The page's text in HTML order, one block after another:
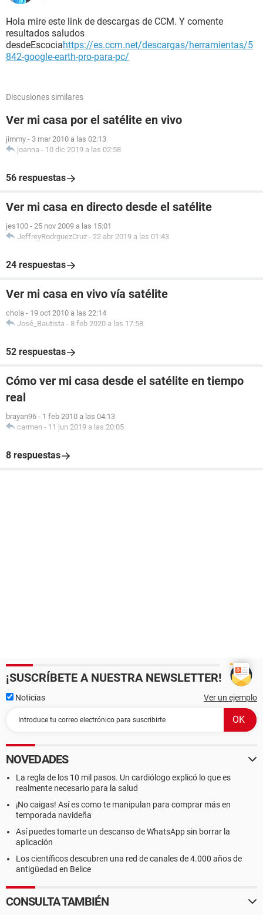
Hola mire este link de descargas de CCM. Y comente
resultados saludos
desdeEscociahttps://es.ccm.net/descargas/herramientas/5
842-google-earth-pro-para-pc/
Discusiones similares
Ver mi casa por el satélite en vivo
jimmy - 3 mar 2010 a las 02:13
joanna - 10 dic 2019 a las 02:58
56 respuestas
Ver mi casa en directo desde el satélite
jes100 - 25 nov 2009 a las 15:01
JeffreyRodrguezCruz - 22 abr 2019 a las 01:43
24 respuestas
Ver mi casa en vivo vía satélite
chola - 19 oct 2010 a las 22:14
José_Bautista - 8 feb 2020 a las 17:58
52 respuestas
Cómo ver mi casa desde el satélite en tiempo
real
brayan96 - 1 feb 2010 a las 04:13
carmen - 11 jun 2019 a las 20:05
8 respuestas
¡SUSCRÍBETE A NUESTRA NEWSLETTER!
Noticias Ver un ejemplo
NOVEDADES
La regla de los 10 mil pasos. Un cardiólogo explicó lo que es
realmente necesario para la salud
¡No caigas! Así es como te manipulan para comprar más en
temporada navideña
Así puedes tomarte un descanso de WhatsApp sin borrar la
aplicación
Los científicos descubren una red de canales de 4.000 años de
antigüedad en Belice
CONSULTA TAMBIÉN